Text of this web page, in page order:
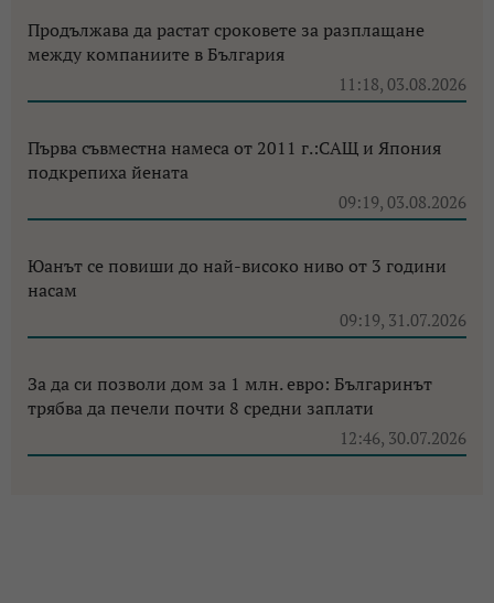
Продължава да растат сроковете за разплащане
между компаниите в България
11:18, 03.08.2026
Първа съвместна намеса от 2011 г.:САЩ и Япония
подкрепиха йената
09:19, 03.08.2026
Юанът се повиши до най-високо ниво от 3 години
насам
09:19, 31.07.2026
За да си позволи дом за 1 млн. евро: Българинът
трябва да печели почти 8 средни заплати
12:46, 30.07.2026